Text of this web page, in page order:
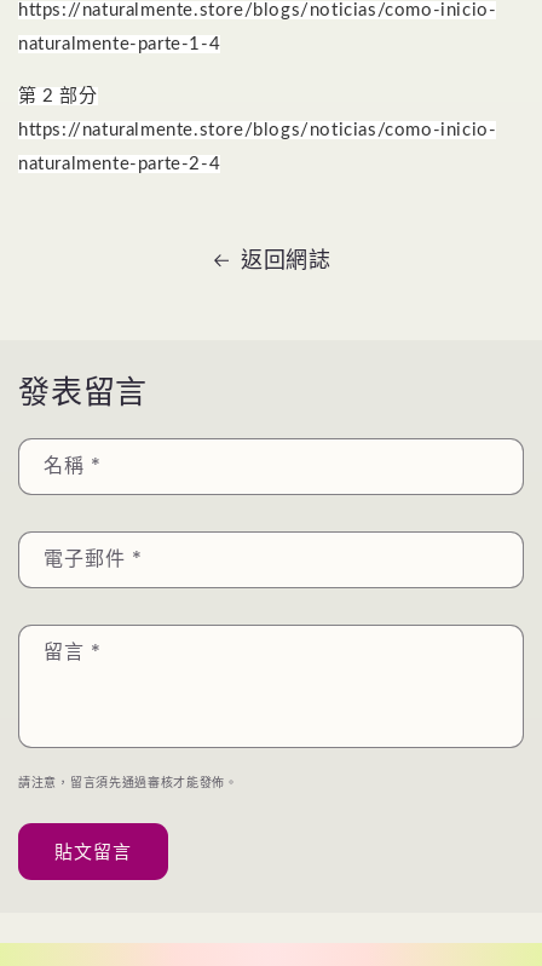
https://naturalmente.store/blogs/noticias/como-inicio-
naturalmente-parte-1-4
第 2 部分
https://naturalmente.store/blogs/noticias/como-inicio-
naturalmente-parte-2-4
返回網誌
發表留言
名稱 *
電子郵件 *
留言 *
請注意，留言須先通過審核才能發佈。